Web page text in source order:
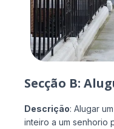
Secção B:
Descrição: Alugar
inteiro a um senhorio